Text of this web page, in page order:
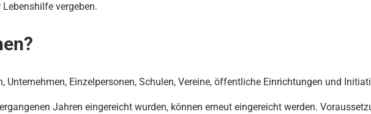
vergeben.
Unternehmen, Einzelpersonen, Schulen, Vereine, öffentliche Einrichtungen und
Jahren eingereicht wurden, können erneut eingereicht werden.